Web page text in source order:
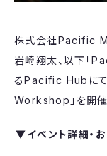
株式会社Pacific
岩崎翔太、以下「
るPacific Hubにて
Workshop」を開催
▼イベント詳細・